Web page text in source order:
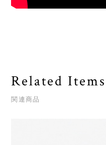
Related Items
関連商品